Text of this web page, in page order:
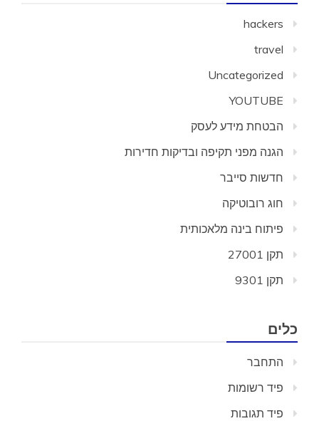
hackers
travel
Uncategorized
YOUTUBE
הבטחת מידע לעסק
הגנה מפני תקיפה ובדיקות חדירות
חדשות סייבר
חוג רובוטיקה
פיתוח בינה מלאכותית
תקן 27001
תקן 9301
כלים
התחבר
פיד רשומות
פיד תגובות